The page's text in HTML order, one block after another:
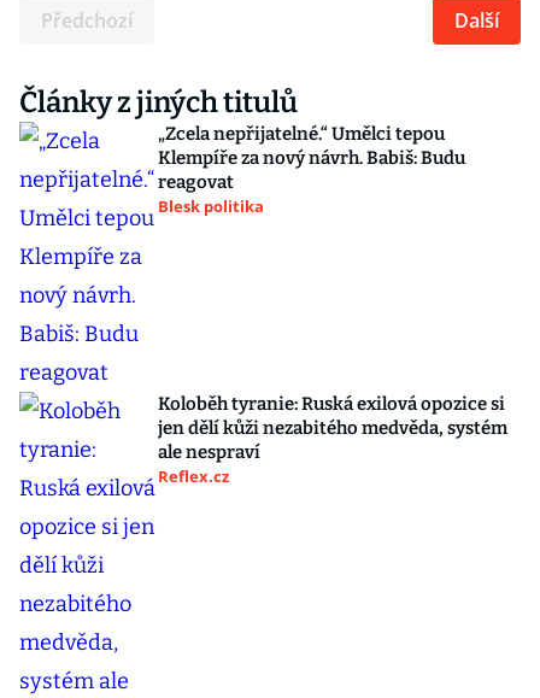
Předchozí Další
Články z jiných titulů
„Zcela nepřijatelné.“ Umělci tepou
Klempíře za nový návrh. Babiš: Budu
reagovat
Blesk politika
Koloběh tyranie: Ruská exilová opozice si
jen dělí kůži nezabitého medvěda, systém
ale nespraví
Reflex.cz